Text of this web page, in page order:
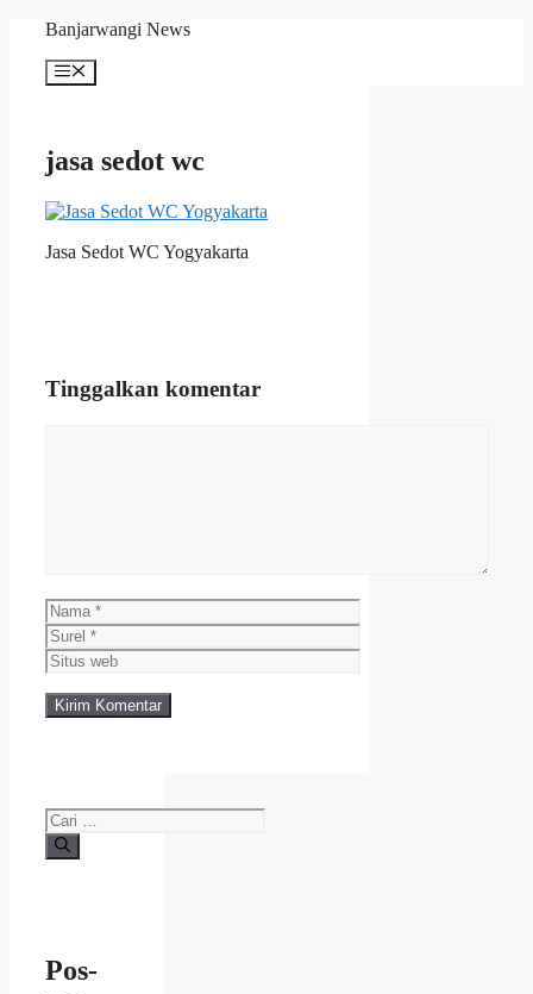
Langsung
Banjarwangi News
Menu
jasa sedot wc
Jasa Sedot WC Yogyakarta
Tinggalkan komentar
Nama
Surel
Situs
web
Cari
untuk:
Pos-